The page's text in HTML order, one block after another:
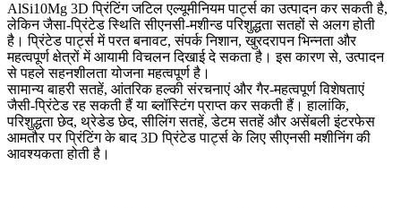
AlSi10Mg 3D प्रिंटिंग जटिल एल्यूमीनियम पार्ट्स का उत्पादन कर सकती है,
लेकिन जैसा-प्रिंटेड स्थिति सीएनसी-मशीन्ड परिशुद्धता सतहों से अलग होती
है। प्रिंटेड पार्ट्स में परत बनावट, संपर्क निशान, खुरदरापन भिन्नता और
महत्वपूर्ण क्षेत्रों में आयामी विचलन दिखाई दे सकता है। इस कारण से, उत्पादन
से पहले सहनशीलता योजना महत्वपूर्ण है।
सामान्य बाहरी सतहें, आंतरिक हल्की संरचनाएं और गैर-महत्वपूर्ण विशेषताएं
जैसी-प्रिंटेड रह सकती हैं या ब्लॉस्टिंग प्राप्त कर सकती हैं। हालांकि,
परिशुद्धता छेद, थ्रेडेड छेद, सीलिंग सतहें, डेटम सतहें और असेंबली इंटरफेस
आमतौर पर प्रिंटिंग के बाद3D प्रिंटेड पार्ट्स के लिए सीएनसी मशीनिंगकी
आवश्यकता होती है।